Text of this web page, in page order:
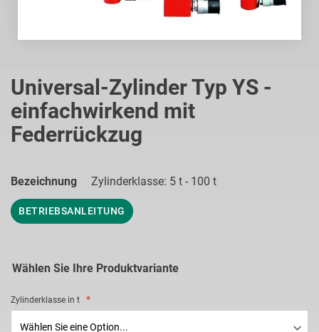
Universal-Zylinder Typ YS -
einfachwirkend mit
Federrückzug
Bezeichnung Zylinderklasse: 5 t - 100 t
BETRIEBSANLEITUNG
Wählen Sie Ihre Produktvariante
Zylinderklasse in t
Anfang
der
Bildgalerie
springen